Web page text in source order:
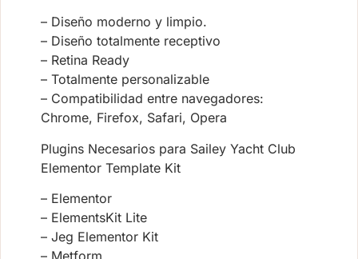
– Diseño moderno y limpio.
– Diseño totalmente receptivo
– Retina Ready
– Totalmente personalizable
– Compatibilidad entre navegadores:
Chrome, Firefox, Safari, Opera
Plugins Necesarios para Sailey Yacht Club
Elementor Template Kit
– Elementor
– ElementsKit Lite
– Jeg Elementor Kit